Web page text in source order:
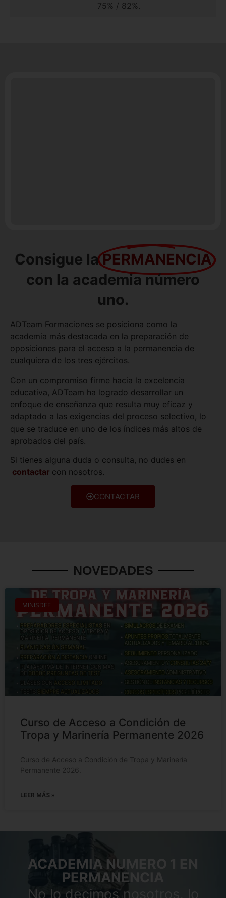
75% / 82%.
Consigue laPERMANENCIA
con la academia número
uno.
ADTeam Formaciones se posiciona como la
academia más destacada en la preparación de
oposiciones para el acceso a la permanencia de
cualquiera de los tres ejércitos.
Con un compromiso firme hacia la excelencia
educativa, ADTeam ha logrado desarrollar un
enfoque de enseñanza que resulta muy eficaz y
adaptado a las exigencias del proceso selectivo, lo
que se traduce en uno de los índices más altos de
aprobados del país.
Si tienes alguna duda o consulta, no dudes en
contactar con nosotros.
CONTACTAR
NOVEDADES
MINISDEF
Curso de Acceso a Condición de
Tropa y Marinería Permanente 2026
Curso de Acceso a Condición de Tropa y Marinería
Permanente 2026.
LEER MÁS »
ACADEMIA NUMERO 1 EN
PERMANENCIA
No lo decimos nosotros, lo